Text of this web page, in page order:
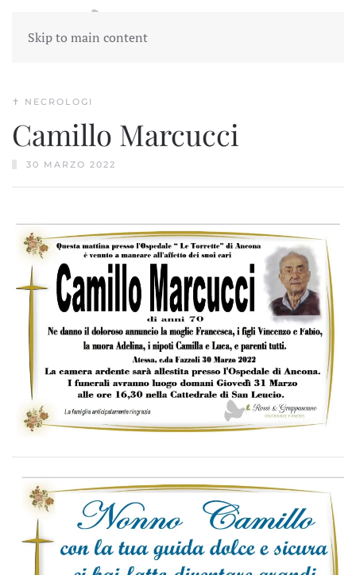
Skip to main content
✝︎ NECROLOGI
Camillo Marcucci
30 MARZO 2022